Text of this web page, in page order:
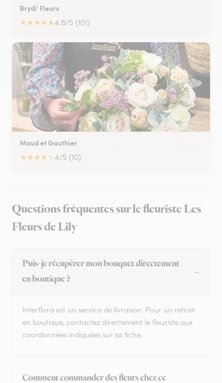
Brydi' Fleurs
★★★★★4.8/5 (101)
Maud et Gauthier
★★★★ 4/5 (10)
Questions fréquentes sur le fleuriste Les
Fleurs de Lily
Puis-je récupérer mon bouquet directement
en boutique ?
Interflora est un service de livraison. Pour un retrait
en boutique, contactez directement le fleuriste aux
coordonnées indiquées sur sa fiche.
Comment commander des fleurs chez ce